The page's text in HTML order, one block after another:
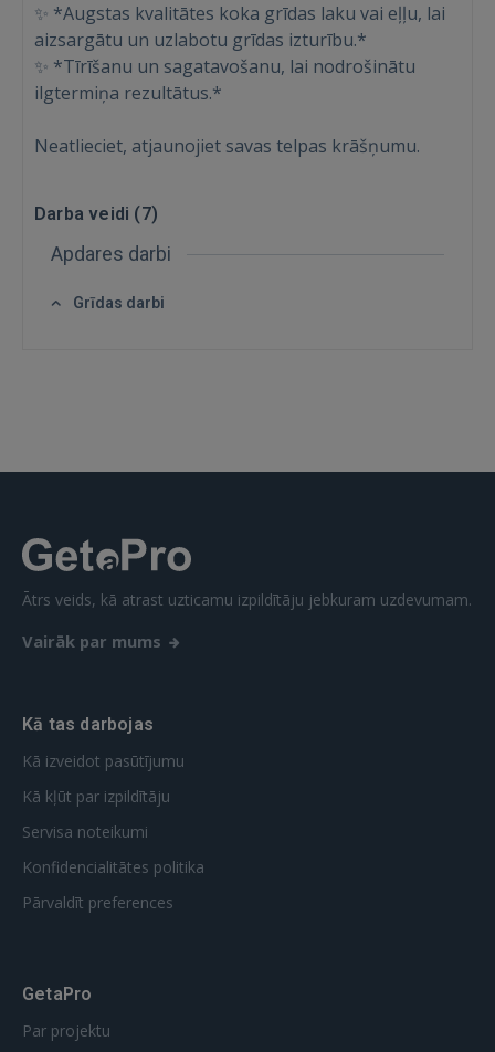
Ienākt
Aizmirsāt paroli? Atcerēties?
✨ *Augstas kvalitātes koka grīdas laku vai eļļu, lai
aizsargātu un uzlabotu grīdas izturību.*
✨ *Tīrīšanu un sagatavošanu, lai nodrošinātu
ilgtermiņa rezultātus.*
Neatlieciet, atjaunojiet savas telpas krāšņumu.
Darba veidi (7)
Apdares darbi
Grīdas darbi
Ātrs veids, kā atrast uzticamu izpildītāju jebkuram uzdevumam.
Vairāk par mums
Kā tas darbojas
Kā izveidot pasūtījumu
Kā kļūt par izpildītāju
Servisa noteikumi
Konfidencialitātes politika
Pārvaldīt preferences
GetaPro
Par projektu